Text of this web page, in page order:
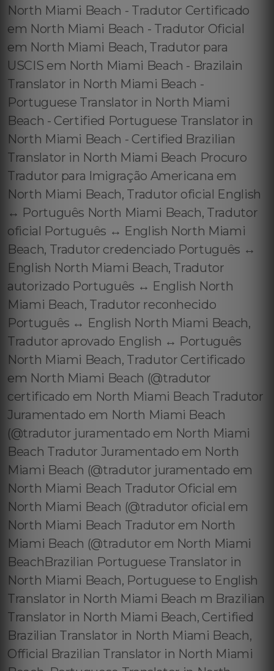
North Miami Beach - Tradutor Certificado
em North Miami Beach - Tradutor Oficial
em North Miami Beach, Tradutor para
USCIS em North Miami Beach - Brazilain
Translator in North Miami Beach -
Portuguese Translator in North Miami
Beach - Certified Portuguese Translator in
North Miami Beach - Certified Brazilian
Translator in North Miami Beach Procuro
Tradutor para Imigração Americana em
North Miami Beach, Tradutor oficial English
↔️ Português North Miami Beach, Tradutor
oficial Português ↔️ English North Miami
Beach, Tradutor credenciado Português ↔️
English North Miami Beach, Tradutor
autorizado Português ↔️ English North
Miami Beach, Tradutor reconhecido
Português ↔️ English North Miami Beach,
Tradutor aprovado English ↔️ Português
North Miami Beach, Tradutor Certificado
em North Miami Beach (@tradutor
certificado em North Miami Beach Tradutor
Juramentado em North Miami Beach
(@tradutor juramentado em North Miami
Beach Tradutor Juramentado em North
Miami Beach (@tradutor juramentado em
North Miami Beach Tradutor Oficial em
North Miami Beach (@tradutor oficial em
North Miami Beach Tradutor em North
Miami Beach (@tradutor em North Miami
BeachBrazilian Portuguese Translator in
North Miami Beach, Portuguese to English
Translator in North Miami Beach m Brazilian
Translator in North Miami Beach, Certified
Brazilian Translator in North Miami Beach,
Official Brazilian Translator in North Miami